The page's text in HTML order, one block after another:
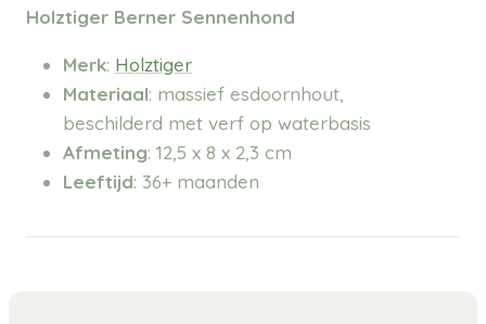
Holztiger Berner Sennenhond
Merk: Holztiger
Materiaal: massief esdoornhout,
beschilderd met verf op waterbasis
Afmeting: 12,5 x 8 x 2,3 cm
Leeftijd: 36+ maanden